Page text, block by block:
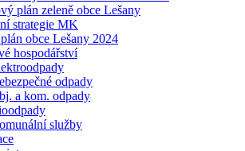
plán zeleně obce Lešany
strategie MK
obce Lešany 2024
hospodářství
odpady
a kom. odpady
služby